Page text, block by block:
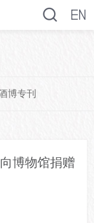
博专刊
博物馆捐赠